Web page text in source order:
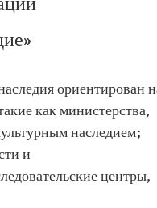
ориентирован
как министерства,
наследием;
и
центры,